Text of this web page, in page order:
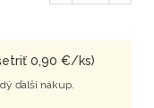
0,90 €/ks)
ďalší nákup.